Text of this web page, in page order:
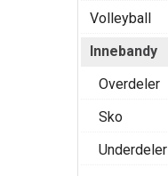
Volleyball
Innebandy
Overdeler
Sko
Underdeler